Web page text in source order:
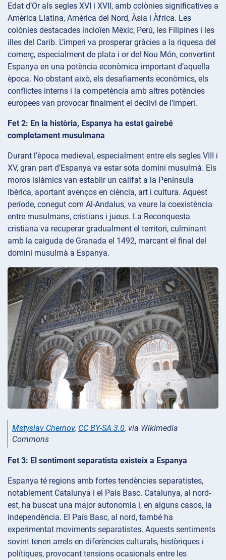
Edat d’Or als segles XVI i XVII, amb colònies significatives a
Amèrica Llatina, Amèrica del Nord, Àsia i Àfrica. Les
colònies destacades incloïen Mèxic, Perú, les Filipines i les
illes del Carib. L’imperi va prosperar gràcies a la riquesa del
comerç, especialment de plata i or del Nou Món, convertint
Espanya en una potència econòmica important d’aquella
època. No obstant això, els desafiaments econòmics, els
conflictes interns i la competència amb altres potències
europees van provocar finalment el declivi de l’imperi.
Fet 2: En la història, Espanya ha estat gairebé
completament musulmana
Durant l’època medieval, especialment entre els segles VIII i
XV, gran part d’Espanya va estar sota domini musulmà. Els
moros islàmics van establir un califat a la Península
Ibèrica, aportant avenços en ciència, art i cultura. Aquest
període, conegut com Al-Andalus, va veure la coexistència
entre musulmans, cristians i jueus. La Reconquesta
cristiana va recuperar gradualment el territori, culminant
amb la caiguda de Granada el 1492, marcant el final del
domini musulmà a Espanya.
Mstyslav Chernov, CC BY-SA 3.0, via Wikimedia
Commons
Fet 3: El sentiment separatista existeix a Espanya
Espanya té regions amb fortes tendències separatistes,
notablement Catalunya i el País Basc. Catalunya, al nord-
est, ha buscat una major autonomia i, en alguns casos, la
independència. El País Basc, al nord, també ha
experimentat moviments separatistes. Aquests sentiments
sovint tenen arrels en diferències culturals, històriques i
polítiques, provocant tensions ocasionals entre les